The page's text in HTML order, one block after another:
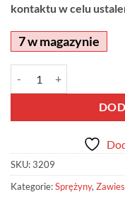
kontaktu w celu
7 w magazynie
Alternative:
SKU:3209
Kategorie:Sprężyny,